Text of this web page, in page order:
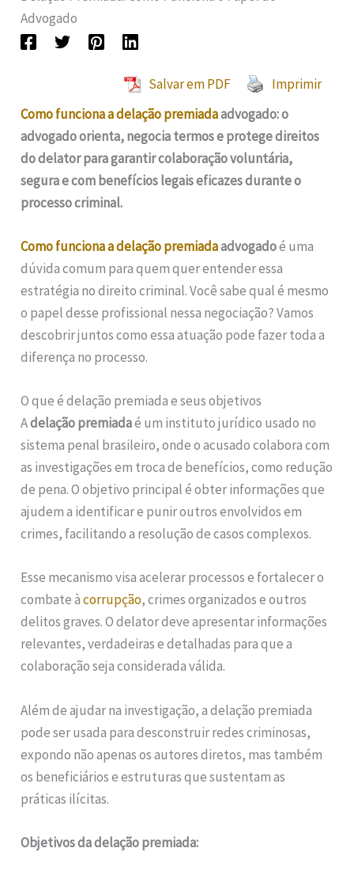
Advogado
Salvar em PDF
Imprimir
Como funciona a delação premiadaadvogado: o
advogado orienta, negocia termos e protege direitos
do delator para garantir colaboração voluntária,
segura e com benefícios legais eficazes durante o
processo criminal.
Como funciona a delação premiadaadvogadoé uma
dúvida comum para quem quer entender essa
estratégia no direito criminal. Você sabe qual é mesmo
o papel desse profissional nessa negociação? Vamos
descobrir juntos como essa atuação pode fazer toda a
diferença no processo.
O que é delação premiada e seus objetivos
Adelação premiadaé um instituto jurídico usado no
sistema penal brasileiro, onde o acusado colabora com
as investigações em troca de benefícios, como redução
de pena. O objetivo principal é obter informações que
ajudem a identificar e punir outros envolvidos em
crimes, facilitando a resolução de casos complexos.
Esse mecanismo visa acelerar processos e fortalecer o
combate àcorrupção, crimes organizados e outros
delitos graves. O delator deve apresentar informações
relevantes, verdadeiras e detalhadas para que a
colaboração seja considerada válida.
Além de ajudar na investigação, a delação premiada
pode ser usada para desconstruir redes criminosas,
expondo não apenas os autores diretos, mas também
os beneficiários e estruturas que sustentam as
práticas ilícitas.
Objetivos da delação premiada: